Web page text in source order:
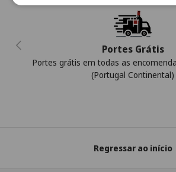
Anterior Portes Grátis
Portes grátis em todas as
(Portugal Continental)
Regressar ao início